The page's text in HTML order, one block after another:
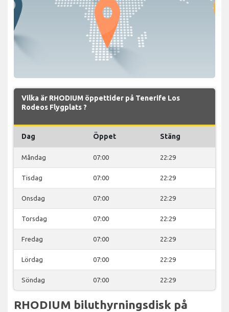
Vilka är RHODIUM öppettider på Tenerife Los
Rodeos Flygplats ?
Dag Öppet Stäng
Måndag 07:00 22:29
Tisdag 07:00 22:29
Onsdag 07:00 22:29
Torsdag 07:00 22:29
Fredag 07:00 22:29
Lördag 07:00 22:29
Söndag 07:00 22:29
RHODIUM biluthyrningsdisk på